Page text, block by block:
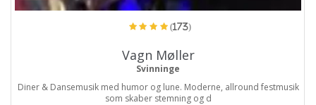
(173)
Vagn Møller
Svinninge
Diner & Dansemusik med humor og lune. Moderne, allround festmusik
som skaber stemning og d